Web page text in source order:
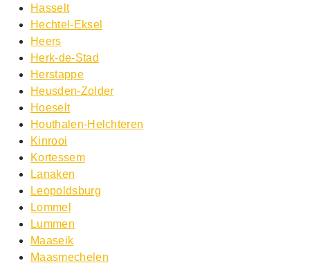
Hasselt
Hechtel-Eksel
Heers
Herk-de-Stad
Herstappe
Heusden-Zolder
Hoeselt
Houthalen-Helchteren
Kinrooi
Kortessem
Lanaken
Leopoldsburg
Lommel
Lummen
Maaseik
Maasmechelen